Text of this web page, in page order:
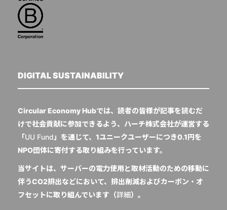
DIGITAL SUSTAINABILITY
Circular Economy Hubでは、読者の皆様が記事を読むだ
けで社会貢献に参加できるよう、ハーチ株式会社が運営する
「UU Fund 」を通じて、1ユニークユーザーにつき0.1円を
NPO団体に寄付する取り組みを行っています。
当サイトは、サーバーの電力使用と取材活動のための移動に
伴うCO2排出などにおいて、排出削減およびカーボン・オ
フセットに取り組んでいます（詳細）。